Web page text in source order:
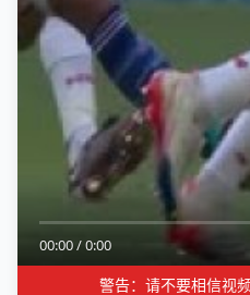
00:00/0:00
警告：请不要相信视